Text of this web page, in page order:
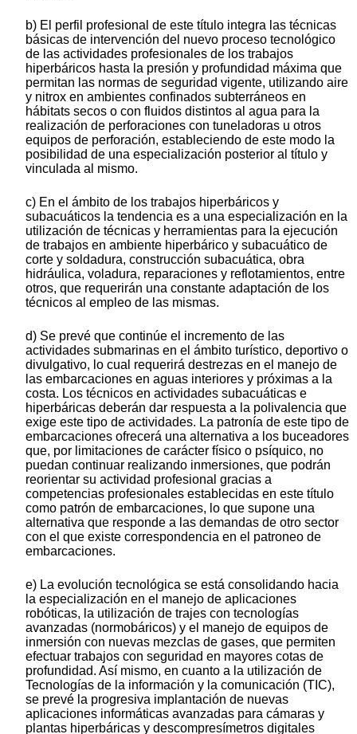
b) El perfil profesional de este título integra las técnicas
básicas de intervención del nuevo proceso tecnológico
de las actividades profesionales de los trabajos
hiperbáricos hasta la presión y profundidad máxima que
permitan las normas de seguridad vigente, utilizando aire
y nitrox en ambientes confinados subterráneos en
hábitats secos o con fluidos distintos al agua para la
realización de perforaciones con tuneladoras u otros
equipos de perforación, estableciendo de este modo la
posibilidad de una especialización posterior al título y
vinculada al mismo.
c) En el ámbito de los trabajos hiperbáricos y
subacuáticos la tendencia es a una especialización en la
utilización de técnicas y herramientas para la ejecución
de trabajos en ambiente hiperbárico y subacuático de
corte y soldadura, construcción subacuática, obra
hidráulica, voladura, reparaciones y reflotamientos, entre
otros, que requerirán una constante adaptación de los
técnicos al empleo de las mismas.
d) Se prevé que continúe el incremento de las
actividades submarinas en el ámbito turístico, deportivo o
divulgativo, lo cual requerirá destrezas en el manejo de
las embarcaciones en aguas interiores y próximas a la
costa. Los técnicos en actividades subacuáticas e
hiperbáricas deberán dar respuesta a la polivalencia que
exige este tipo de actividades. La patronía de este tipo de
embarcaciones ofrecerá una alternativa a los buceadores
que, por limitaciones de carácter físico o psíquico, no
puedan continuar realizando inmersiones, que podrán
reorientar su actividad profesional gracias a
competencias profesionales establecidas en este título
como patrón de embarcaciones, lo que supone una
alternativa que responde a las demandas de otro sector
con el que existe correspondencia en el patroneo de
embarcaciones.
e) La evolución tecnológica se está consolidando hacia
la especialización en el manejo de aplicaciones
robóticas, la utilización de trajes con tecnologías
avanzadas (normobáricos) y el manejo de equipos de
inmersión con nuevas mezclas de gases, que permiten
efectuar trabajos con seguridad en mayores cotas de
profundidad. Así mismo, en cuanto a la utilización de
Tecnologías de la información y la comunicación (TIC),
se prevé la progresiva implantación de nuevas
aplicaciones informáticas avanzadas para cámaras y
plantas hiperbáricas y descompresímetros digitales